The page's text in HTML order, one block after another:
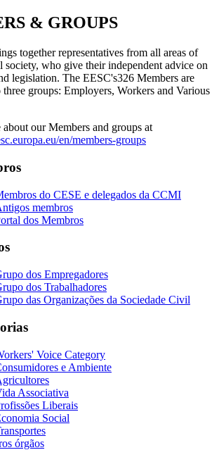
& GROUPS
together representatives from all areas of
society, who give their independent advice on
legislation. The EESC's326 Members are
three groups: Employers, Workers and Various
our Members and groups at
en/members-groups
do CESE e delegados da CCMI
membros
dos Membros
dos Empregadores
dos Trabalhadores
das Organizações da Sociedade Civil
Voice Category
e Ambiente
Associativa
Liberais
Social
órgãos